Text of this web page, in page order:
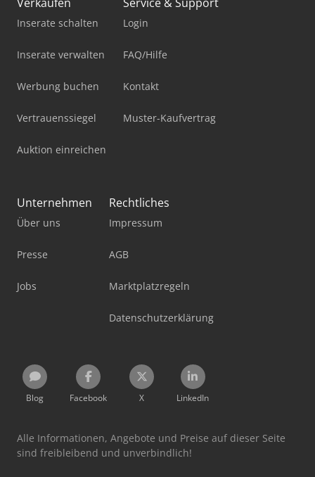
Inserate schalten
Inserate verwalten
Werbung buchen
Vertrauenssiegel
Auktion einreichen
Login
FAQ/Hilfe
Kontakt
Muster-Kaufvertrag
Unternehmen
Über uns
Presse
Jobs
Rechtliches
Impressum
AGB
Marktplatzregeln
Datenschutzerklärung
Blog Facebook X LinkedIn
Alle Informationen, Angebote und Preise auf dieser Seite
sind freibleibend und unverbindlich!